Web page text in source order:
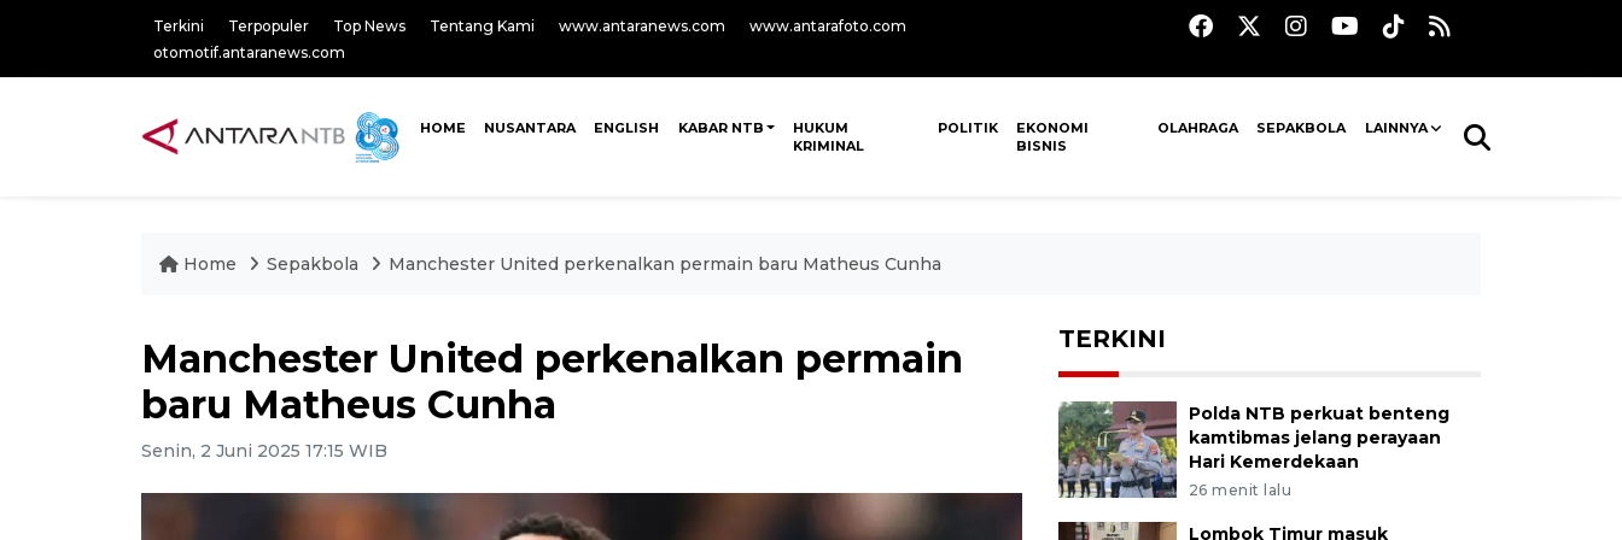
Terkini Terpopuler Top News Tentang Kami www.antaranews.com
www.antarafoto.com
otomotif.antaranews.com
HOME NUSANTARA ENGLISH KABAR NTB
HUKUM
KRIMINAL
POLITIK
EKONOMI
BISNIS
OLAHRAGA SEPAKBOLA LAINNYA
Home Sepakbola Manchester United perkenalkan permain baru Matheus Cunha
Manchester United perkenalkan permain
baru Matheus Cunha
Senin, 2 Juni 2025 17:15 WIB
TERKINI
Polda NTB perkuat benteng
kamtibmas jelang perayaan
Hari Kemerdekaan
26 menit lalu
Lombok Timur masuk